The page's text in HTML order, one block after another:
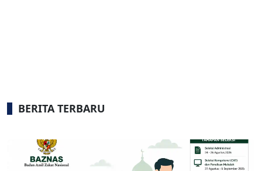
BERITA TERBARU